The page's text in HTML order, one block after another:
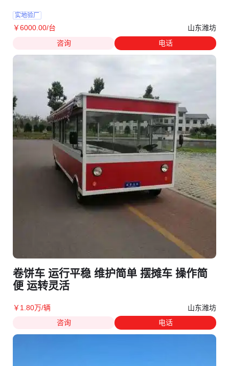
实地验厂
￥6000.00/台
山东潍坊
咨询
电话
卷饼车 运行平稳 维护简单 摆摊车 操作简
便 运转灵活
￥ 1 .80万/辆
山东潍坊
咨询
电话